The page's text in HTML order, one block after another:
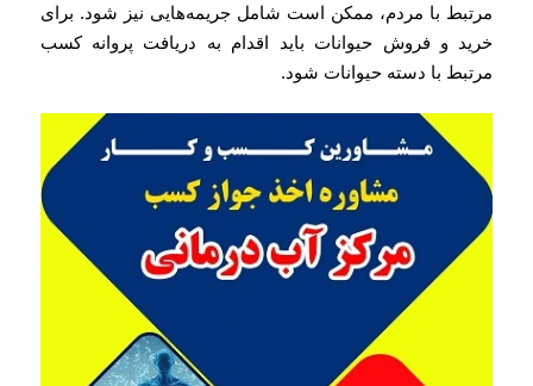
مرتبط با مردم، ممکن است شامل جریمه‌هایی نیز شود. برای
خرید و فروش حیوانات باید اقدام به دریافت پروانه کسب
مرتبط با دسته حیوانات شود.